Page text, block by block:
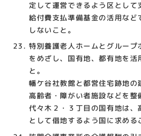
定して運営できるよう区として
給付費支払準備基金の活用など
しないこと。
特別養護老人ホームとグループ
をめざし、国有地、都有地を活
と。
幡ケ谷社教館と都営住宅跡地の
高齢者・障がい者施設などを整
代々木２・３丁目の国有地は、
として借地するよう国に求める